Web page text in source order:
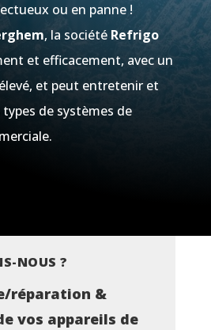
ou en panne !
, la société Refrigo
et efficacement, avec un
et peut entretenir et
de systèmes de
NOUS ?
réparation &
vos appareils de